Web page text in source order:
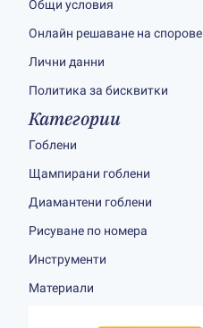
Общи условия
Онлайн решаване на спорове
Лични данни
Политика за бисквитки
Категории
Гоблени
Щампирани гоблени
Диамантени гоблени
Рисуване по номера
Инструменти
Материали